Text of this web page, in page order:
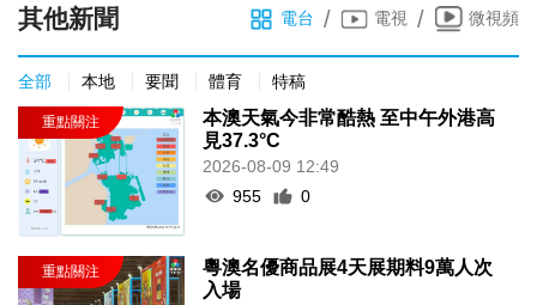
其他新聞 電台 / 電視 / 微視頻
全部 本地 要聞 體育 特稿
本澳天氣今非常酷熱 至中午外港高
見37.3°C
2026-08-09 12:49
955
0
粵澳名優商品展4天展期料9萬人次
入場